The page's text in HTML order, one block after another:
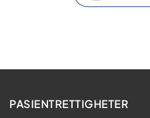
PASIENTRETTIGHETER